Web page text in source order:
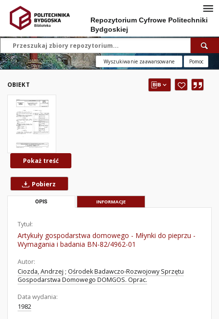
Repozytorium Cyfrowe Politechniki
Bydgoskiej
Wyszukiwanie zaawansowane Pomoc
OBIEKT
Pokaż treść
Pobierz
OPIS INFORMACJE
Tytuł:
Artykuły gospodarstwa domowego - Młynki do pieprzu -
Wymagania i badania BN-82/4962-01
Autor:
Ciozda, Andrzej ; Ośrodek Badawczo-Rozwojowy Sprzętu
Gospodarstwa Domowego DOMGOS. Oprac.
Data wydania:
1982